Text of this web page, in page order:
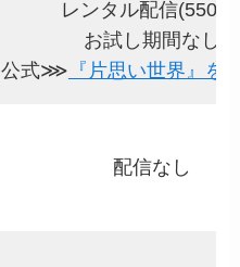
レンタル配信(550
お試し期間なし
公式⋙ 『片思い世界』を
配信なし